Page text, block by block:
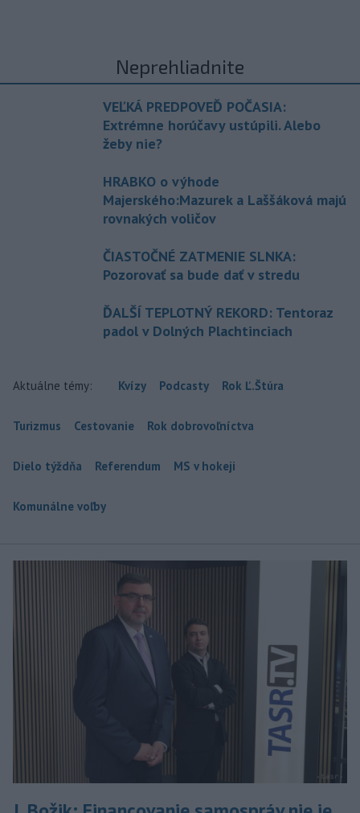
Neprehliadnite
VEĽKÁ PREDPOVEĎ POČASIA:
Extrémne horúčavy ustúpili. Alebo
žeby nie?
HRABKO o výhode
Majerského:Mazurek a Laššáková majú
rovnakých voličov
ČIASTOČNÉ ZATMENIE SLNKA:
Pozorovať sa bude dať v stredu
ĎALŠÍ TEPLOTNÝ REKORD: Tentoraz
padol v Dolných Plachtinciach
Aktuálne témy: Kvízy Podcasty Rok Ľ.Štúra
Turizmus Cestovanie Rok dobrovoľníctva
Dielo týždňa Referendum MS v hokeji
Komunálne voľby